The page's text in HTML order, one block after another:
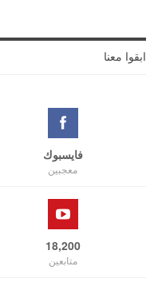
ابقوا معنا
فايسبوك
معجبين
18,200
متابعين